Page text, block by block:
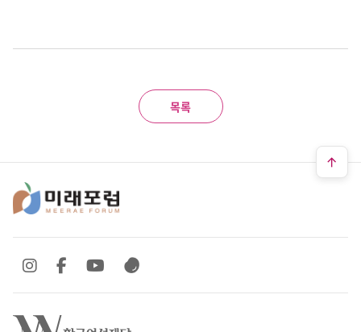
목록
SNS 바로가기
SNS 바로가기SNS 바로가기
SNS 바로가기